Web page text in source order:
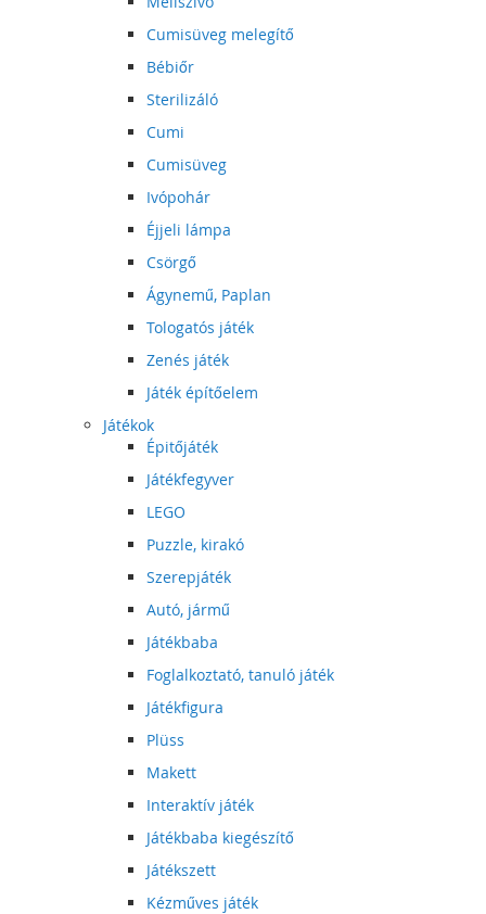
Cumisüveg melegítő
Bébiőr
Sterilizáló
Cumi
Cumisüveg
Ivópohár
Éjjeli lámpa
Csörgő
Ágynemű, Paplan
Tologatós játék
Zenés játék
Játék építőelem
Játékok
Épitőjáték
Játékfegyver
LEGO
Puzzle, kirakó
Szerepjáték
Autó, jármű
Játékbaba
Foglalkoztató, tanuló játék
Játékfigura
Plüss
Makett
Interaktív játék
Játékbaba kiegészítő
Játékszett
Kézműves játék